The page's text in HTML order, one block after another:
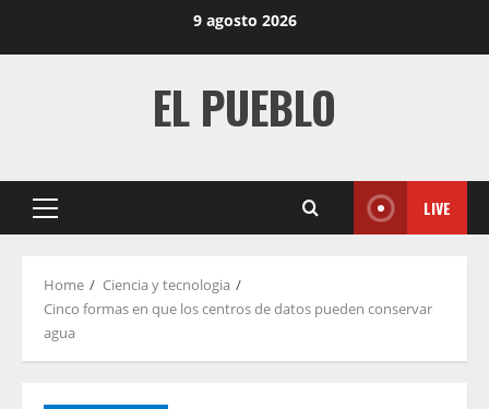
9 agosto 2026
EL PUEBLO
Primary
LIVE
Home
Ciencia y tecnologia
Cinco formas en que los centros de datos pueden conservar
agua